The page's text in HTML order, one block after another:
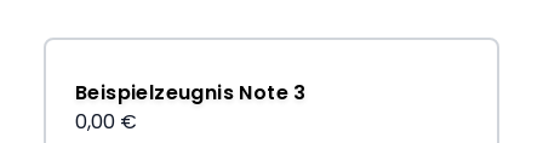
Beispielzeugnis Note 3
0,00 €